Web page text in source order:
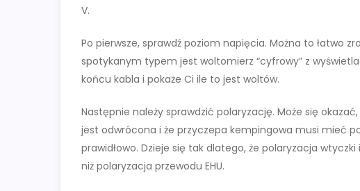
V.
Po pierwsze, sprawdź poziom napięcia. Można to łatwo
spotykanym typem jest woltomierz “cyfrowy” z
końcu kabla i pokaże Ci ile to jest woltów.
Następnie należy sprawdzić polaryzację. Może się
jest odwrócona i że przyczepa kempingowa musi mieć
prawidłowo. Dzieje się tak dlatego, że polaryzacja
niż polaryzacja przewodu EHU.